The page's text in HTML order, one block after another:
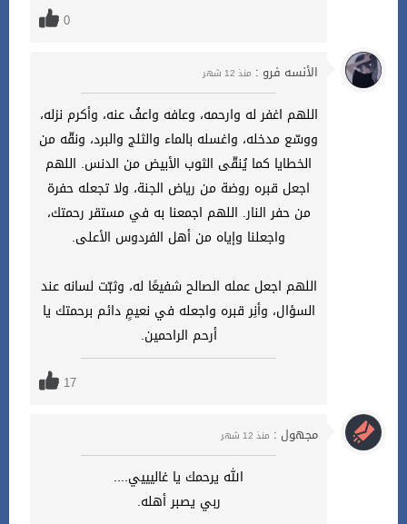
0
الأنسه فرو : منذ 12 شهر
اللهم اغفر له وارحمه، وعافه واعفُ عنه، وأكرم نزله،
ووسّع مدخله، واغسله بالماء والثلج والبرد، ونقّه من
الخطايا كما يُنقّى الثوب الأبيض من الدنس. اللهم
اجعل قبره روضة من رياض الجنة، ولا تجعله حفرة
من حفر النار. اللهم اجمعنا به في مستقر رحمتك،
واجعلنا وإياه من أهل الفردوس الأعلى.
اللهم اجعل عمله الصالح شفيعًا له، وثبّت لسانه عند
السؤال، وأنِر قبره واجعله في نعيمٍ دائم برحمتك يا
أرحم الراحمين.
17
مجهول : منذ 12 شهر
الله يرحمك يا غاليييي....
ربي يصبر أهله.